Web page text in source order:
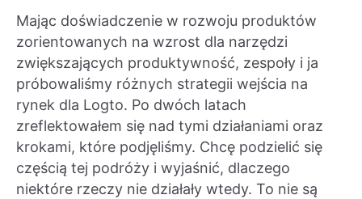
Mając doświadczenie w rozwoju produktów
zorientowanych na wzrost dla narzędzi
zwiększających produktywność, zespoły i ja
próbowaliśmy różnych strategii wejścia na
rynek dla Logto. Po dwóch latach
zreflektowałem się nad tymi działaniami oraz
krokami, które podjęliśmy. Chcę podzielić się
częścią tej podróży i wyjaśnić, dlaczego
niektóre rzeczy nie działały wtedy. To nie są